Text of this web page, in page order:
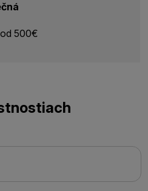
od 500€